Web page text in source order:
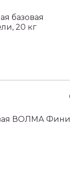
базовая
20 кг
ВОЛМА